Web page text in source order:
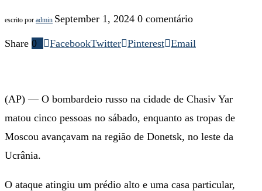
escrito por admin September 1, 2024 0 comentário
Share 0 FacebookTwitter Pinterest Email
(AP) — O bombardeio russo na cidade de Chasiv Yar
matou cinco pessoas no sábado, enquanto as tropas de
Moscou avançavam na região de Donetsk, no leste da
Ucrânia.
O ataque atingiu um prédio alto e uma casa particular,